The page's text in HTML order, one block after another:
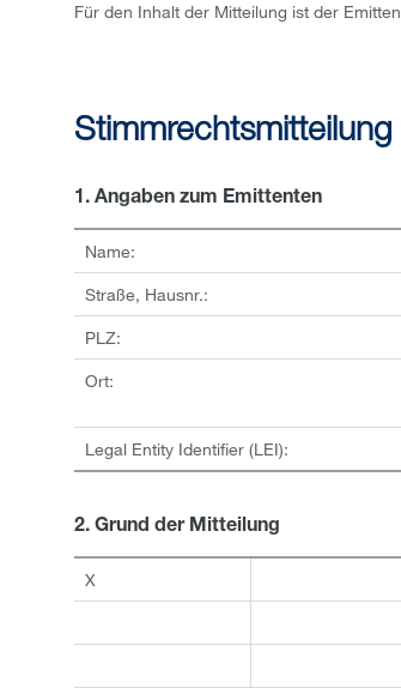
Für den Inhalt der Mitteilung ist der
Stimmrechtsmitteilung
1. Angaben zum Emittenten
Name:
Straße, Hausnr.:
PLZ:
Ort:
Legal Entity Identifier (LEI):
2. Grund der Mitteilung
X